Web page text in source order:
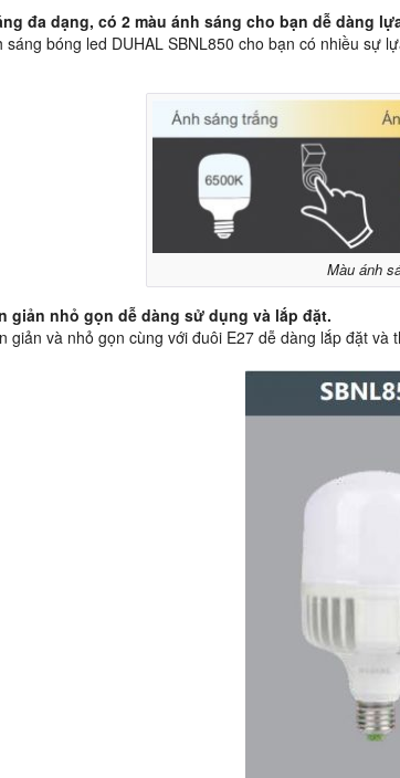
đa dạng, có 2 màu ánh sáng cho bạn dễ dàng
sáng bóng led DUHAL SBNL850 cho bạn có nhiều sự
Màu ánh
giản nhỏ gọn dễ dàng sử dụng và lắp đặt.
giản và nhỏ gọn cùng với đuôi E27 dễ dàng lắp đặt